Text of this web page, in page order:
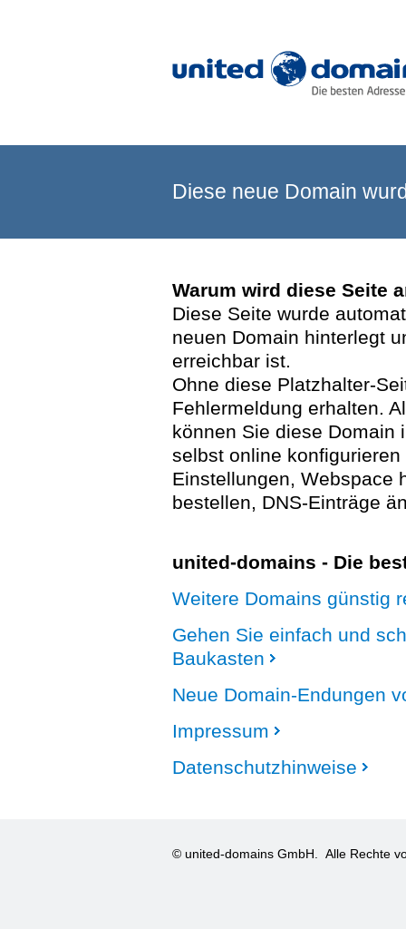
Diese neue Domain
Warum wird diese Seite
Diese Seite wurde
neuen Domain hinterlegt
erreichbar ist.
Ohne diese Platzhalter-
Fehlermeldung erhalten.
können Sie diese Domain
selbst online
Einstellungen, Webspace
bestellen, DNS-Einträge
united-domains - Die
Weitere Domains günstig
Gehen Sie einfach und
Baukasten
Neue Domain-Endungen
Impressum
Datenschutzhinweise
© united-domains GmbH. Alle Rechte